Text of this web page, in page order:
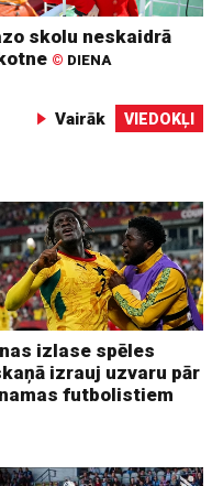
skolu neskaidrā
© DIENA
Vairāk VIEDOKĻI
izlase spēles
izrauj uzvaru pār
futbolistiem